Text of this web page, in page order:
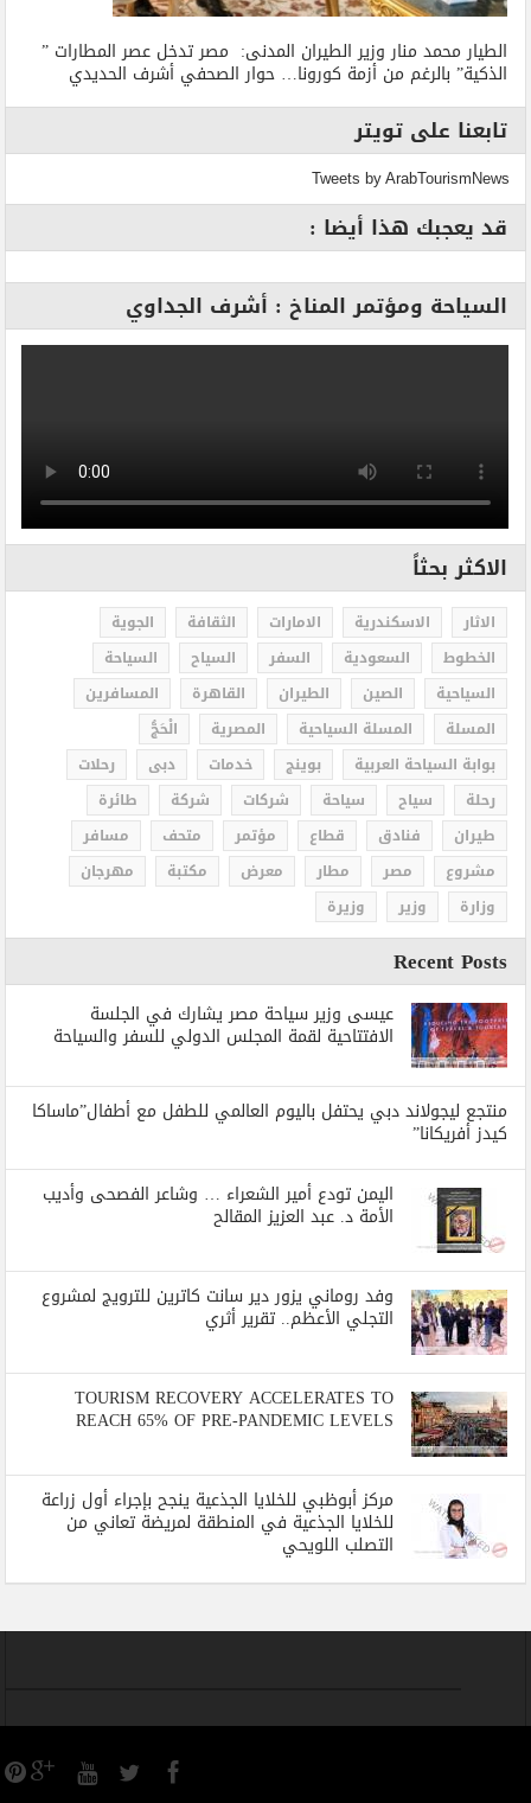
الطيار محمد منار وزير الطيران المدنى: مصر تدخل عصر المطارات ”
الذكية” بالرغم من أزمة كورونا… حوار الصحفي أشرف الحديدي
تابعنا على تويتر
Tweets by ArabTourismNews
قد يعجبك هذا أيضا :
السياحة ومؤتمر المناخ : أشرف الجداوي
الاكثر بحثاً
الاثار الاسكندرية الامارات الثقافة
الجوية
الخطوط
السعودية السفر السياح
السياحة
السياحية
الصين الطيران القاهرة
المسافرين
المسلة
المسلة السياحية المصرية
الْحَجُّ
بوابة السياحة العربية
بوينج خدمات دبى
رحلات
رحلة
سياح سياحة شركات شركة
طائرة
طيران
فنادق قطاع مؤتمر متحف
مسافر
مشروع
مصر مطار معرض مكتبة
مهرجان
وزارة
وزير وزيرة
Recent Posts
عيسى وزير سياحة مصر يشارك في الجلسة
الافتتاحية لقمة المجلس الدولي للسفر والسياحة
منتجع ليجولاند دبي يحتفل باليوم العالمي للطفل مع أطفال”ماساكا
كيدز أفريكانا”
اليمن تودع أمير الشعراء … وشاعر الفصحى وأديب
الأمة د. عبد العزيز المقالح
وفد روماني يزور دير سانت كاترين للترويج لمشروع
التجلي الأعظم.. تقرير أثري
TOURISM RECOVERY ACCELERATES TO
REACH 65% OF PRE-PANDEMIC LEVELS
مركز أبوظبي للخلايا الجذعية ينجح بإجراء أول زراعة
للخلايا الجذعية في المنطقة لمريضة تعاني من
التصلب اللويحي